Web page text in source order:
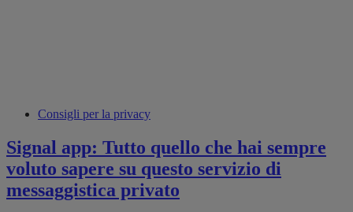
Consigli per la privacy
Signal app: Tutto quello che hai sempre
voluto sapere su questo servizio di
messaggistica privato